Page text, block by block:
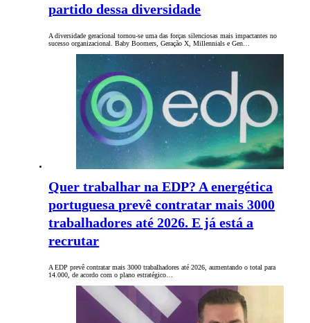
partido dessa diversidade
A diversidade geracional tornou-se uma das forças silenciosas mais impactantes no
sucesso organizacional. Baby Boomers, Geração X, Millennials e Gen…
Quer trabalhar na EDP? A energética
portuguesa prevê contratar mais 3000
trabalhadores até 2026. E já está a
recrutar
A EDP prevê contratar mais 3000 trabalhadores até 2026, aumentando o total para
14.000, de acordo com o plano estratégico…